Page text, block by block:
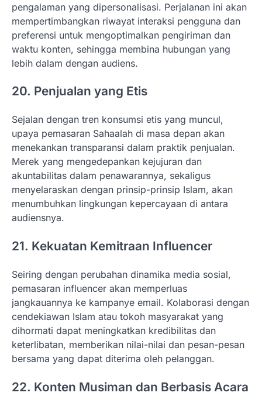
pengalaman yang dipersonalisasi. Perjalanan ini akan
mempertimbangkan riwayat interaksi pengguna dan
preferensi untuk mengoptimalkan pengiriman dan
waktu konten, sehingga membina hubungan yang
lebih dalam dengan audiens.
20. Penjualan yang Etis
Sejalan dengan tren konsumsi etis yang muncul,
upaya pemasaran Sahaalah di masa depan akan
menekankan transparansi dalam praktik penjualan.
Merek yang mengedepankan kejujuran dan
akuntabilitas dalam penawarannya, sekaligus
menyelaraskan dengan prinsip-prinsip Islam, akan
menumbuhkan lingkungan kepercayaan di antara
audiensnya.
21. Kekuatan Kemitraan Influencer
Seiring dengan perubahan dinamika media sosial,
pemasaran influencer akan memperluas
jangkauannya ke kampanye email. Kolaborasi dengan
cendekiawan Islam atau tokoh masyarakat yang
dihormati dapat meningkatkan kredibilitas dan
keterlibatan, memberikan nilai-nilai dan pesan-pesan
bersama yang dapat diterima oleh pelanggan.
22. Konten Musiman dan Berbasis Acara